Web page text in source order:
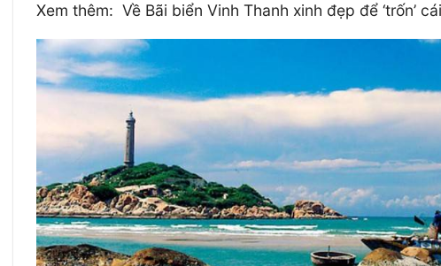
Xem thêm: Về Bãi biển Vinh Thanh xinh đẹp để ‘trốn’